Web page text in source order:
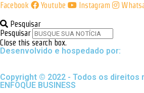
Facebook Youtube Instagram
Pesquisar
Pesquisar
Close this search box.
Desenvolvido e hospedado por:
Copyright © 2022 - Todos os direitos
ENFOQUE BUSINESS